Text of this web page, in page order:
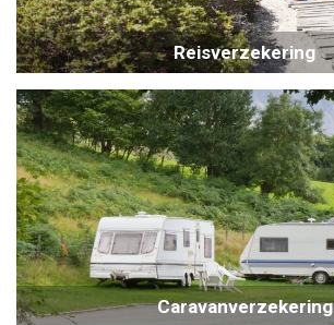
Reisverzekering
Caravanverzekering